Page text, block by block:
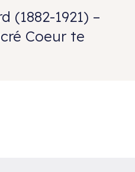
(1882-1921) –
Coeur te